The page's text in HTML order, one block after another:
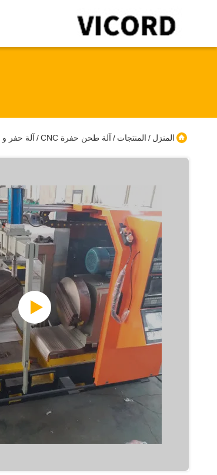
المنزل / المنتجات /آلة طحن حفرة CNC /آلة حفر و